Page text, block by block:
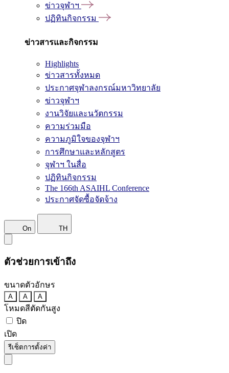
ข่าวจุฬาฯ
ปฏิทินกิจกรรม
ข่าวสารและกิจกรรม
Highlights
ข่าวสารทั้งหมด
ประกาศจุฬาลงกรณ์มหาวิทยาลัย
ข่าวจุฬาฯ
งานวิจัยและนวัตกรรม
ความร่วมมือ
ความภูมิใจของจุฬาฯ
การศึกษาและหลักสูตร
จุฬาฯ ในสื่อ
ปฏิทินกิจกรรม
The 166th ASAIHL Conference
ประกาศจัดซื้อจัดจ้าง
On TH
ตัวช่วยการเข้าถึง
ขนาดตัวอักษร
A A A
โหมดสีตัดกันสูง
ปิด
เปิด
รีเซ็ตการตั้งค่า